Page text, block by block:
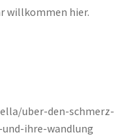
willkommen hier.
uber-den-schmerz-
ihre-wandlung